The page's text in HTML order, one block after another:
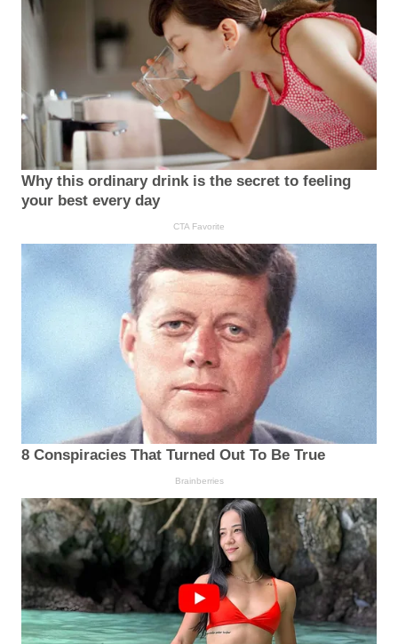
Why this ordinary drink is the secret to feeling
your best every day
CTA Favorite
8 Conspiracies That Turned Out To Be True
Brainberries